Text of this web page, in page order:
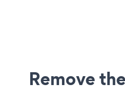
Remove